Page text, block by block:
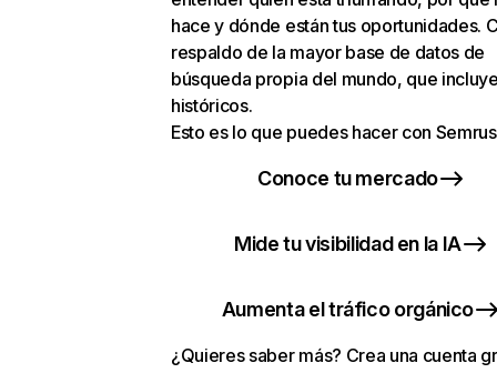
hace y dónde están tus oportunidades.
respaldo de la mayor base de datos de
búsqueda propia del mundo, que
históricos.
Esto es lo que puedes hacer con
Conoce tu mercado
Mide tu visibilidad en la IA
Aumenta el tráfico orgánico
¿Quieres saber más? Crea una cuenta